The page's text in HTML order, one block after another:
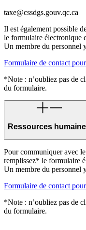
taxe@cssdgs.gouv.qc.ca
Il est également possible
le formulaire électronique
Un membre du personnel
Formulaire de contact
*Note : n’oubliez pas de
du formulaire.
Ressources
Pour communiquer avec
remplissez* le formulaire
Un membre du personnel
Formulaire de contact
*Note : n’oubliez pas de
du formulaire.